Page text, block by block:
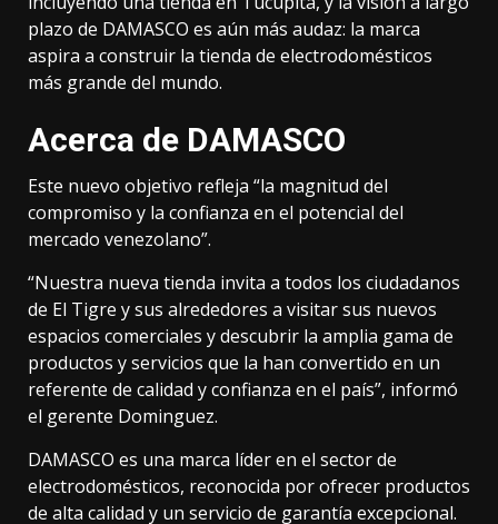
plazo de DAMASCO es aún más audaz: la marca
aspira a construir la tienda de electrodomésticos
más grande del mundo.
Acerca de DAMASCO
Este nuevo objetivo refleja “la magnitud del
compromiso y la confianza en el potencial del
mercado venezolano”.
“Nuestra nueva tienda invita a todos los ciudadanos
de El Tigre y sus alrededores a visitar sus nuevos
espacios comerciales y descubrir la amplia gama de
productos y servicios que la han convertido en un
referente de calidad y confianza en el país”, informó
el gerente Dominguez.
DAMASCO es una marca líder en el sector de
electrodomésticos, reconocida por ofrecer productos
de alta calidad y un servicio de garantía excepcional.